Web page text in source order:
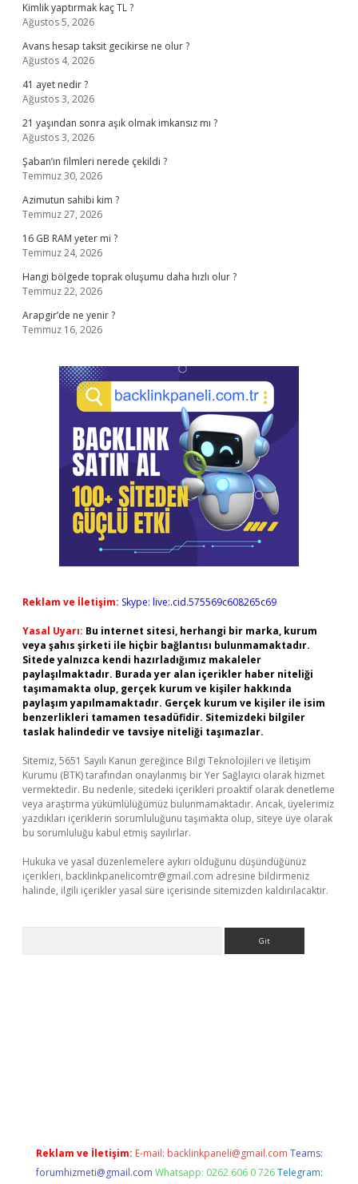
Kimlik yaptırmak kaç TL ?
Ağustos 5, 2026
Avans hesap taksit gecikirse ne olur ?
Ağustos 4, 2026
41 ayet nedir ?
Ağustos 3, 2026
21 yaşından sonra aşık olmak imkansız mı ?
Ağustos 3, 2026
Şaban’ın filmleri nerede çekildi ?
Temmuz 30, 2026
Azimutun sahibi kim ?
Temmuz 27, 2026
16 GB RAM yeter mi ?
Temmuz 24, 2026
Hangi bölgede toprak oluşumu daha hızlı olur ?
Temmuz 22, 2026
Arapgir’de ne yenir ?
Temmuz 16, 2026
Reklam ve İletişim: Skype: live:.cid.575569c608265c69
Yasal Uyarı: Bu internet sitesi, herhangi bir marka, kurum
veya şahıs şirketi ile hiçbir bağlantısı bulunmamaktadır.
Sitede yalnızca kendi hazırladığımız makaleler
paylaşılmaktadır. Burada yer alan içerikler haber niteliği
taşımamakta olup, gerçek kurum ve kişiler hakkında
paylaşım yapılmamaktadır. Gerçek kurum ve kişiler ile isim
benzerlikleri tamamen tesadüfidir. Sitemizdeki bilgiler
taslak halindedir ve tavsiye niteliği taşımazlar.
Sitemiz, 5651 Sayılı Kanun gereğince Bilgi Teknolojileri ve İletişim
Kurumu (BTK) tarafından onaylanmış bir Yer Sağlayıcı olarak hizmet
vermektedir. Bu nedenle, sitedeki içerikleri proaktif olarak denetleme
veya araştırma yükümlülüğümüz bulunmamaktadır. Ancak, üyelerimiz
yazdıkları içeriklerin sorumluluğunu taşımakta olup, siteye üye olarak
bu sorumluluğu kabul etmiş sayılırlar.
Hukuka ve yasal düzenlemelere aykırı olduğunu düşündüğünüz
içerikleri, backlinkpanelicomtr@gmail.com adresine bildirmeniz
halinde, ilgili içerikler yasal süre içerisinde sitemizden kaldırılacaktır.
Reklam ve İletişim: E-mail: backlinkpaneli@gmail.com Teams:
forumhizmeti@gmail.com Whatsapp: 0262 606 0 726 Telegram: